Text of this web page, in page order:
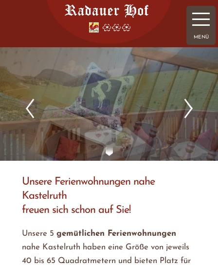
Unsere Ferienwohnungen nahe
Kastelruth
freuen sich schon auf Sie!
Unsere 5 gemütlichen Ferienwohnungen
nahe Kastelruth haben eine Größe von jeweils
40 bis 65 Quadratmetern und bieten Platz für